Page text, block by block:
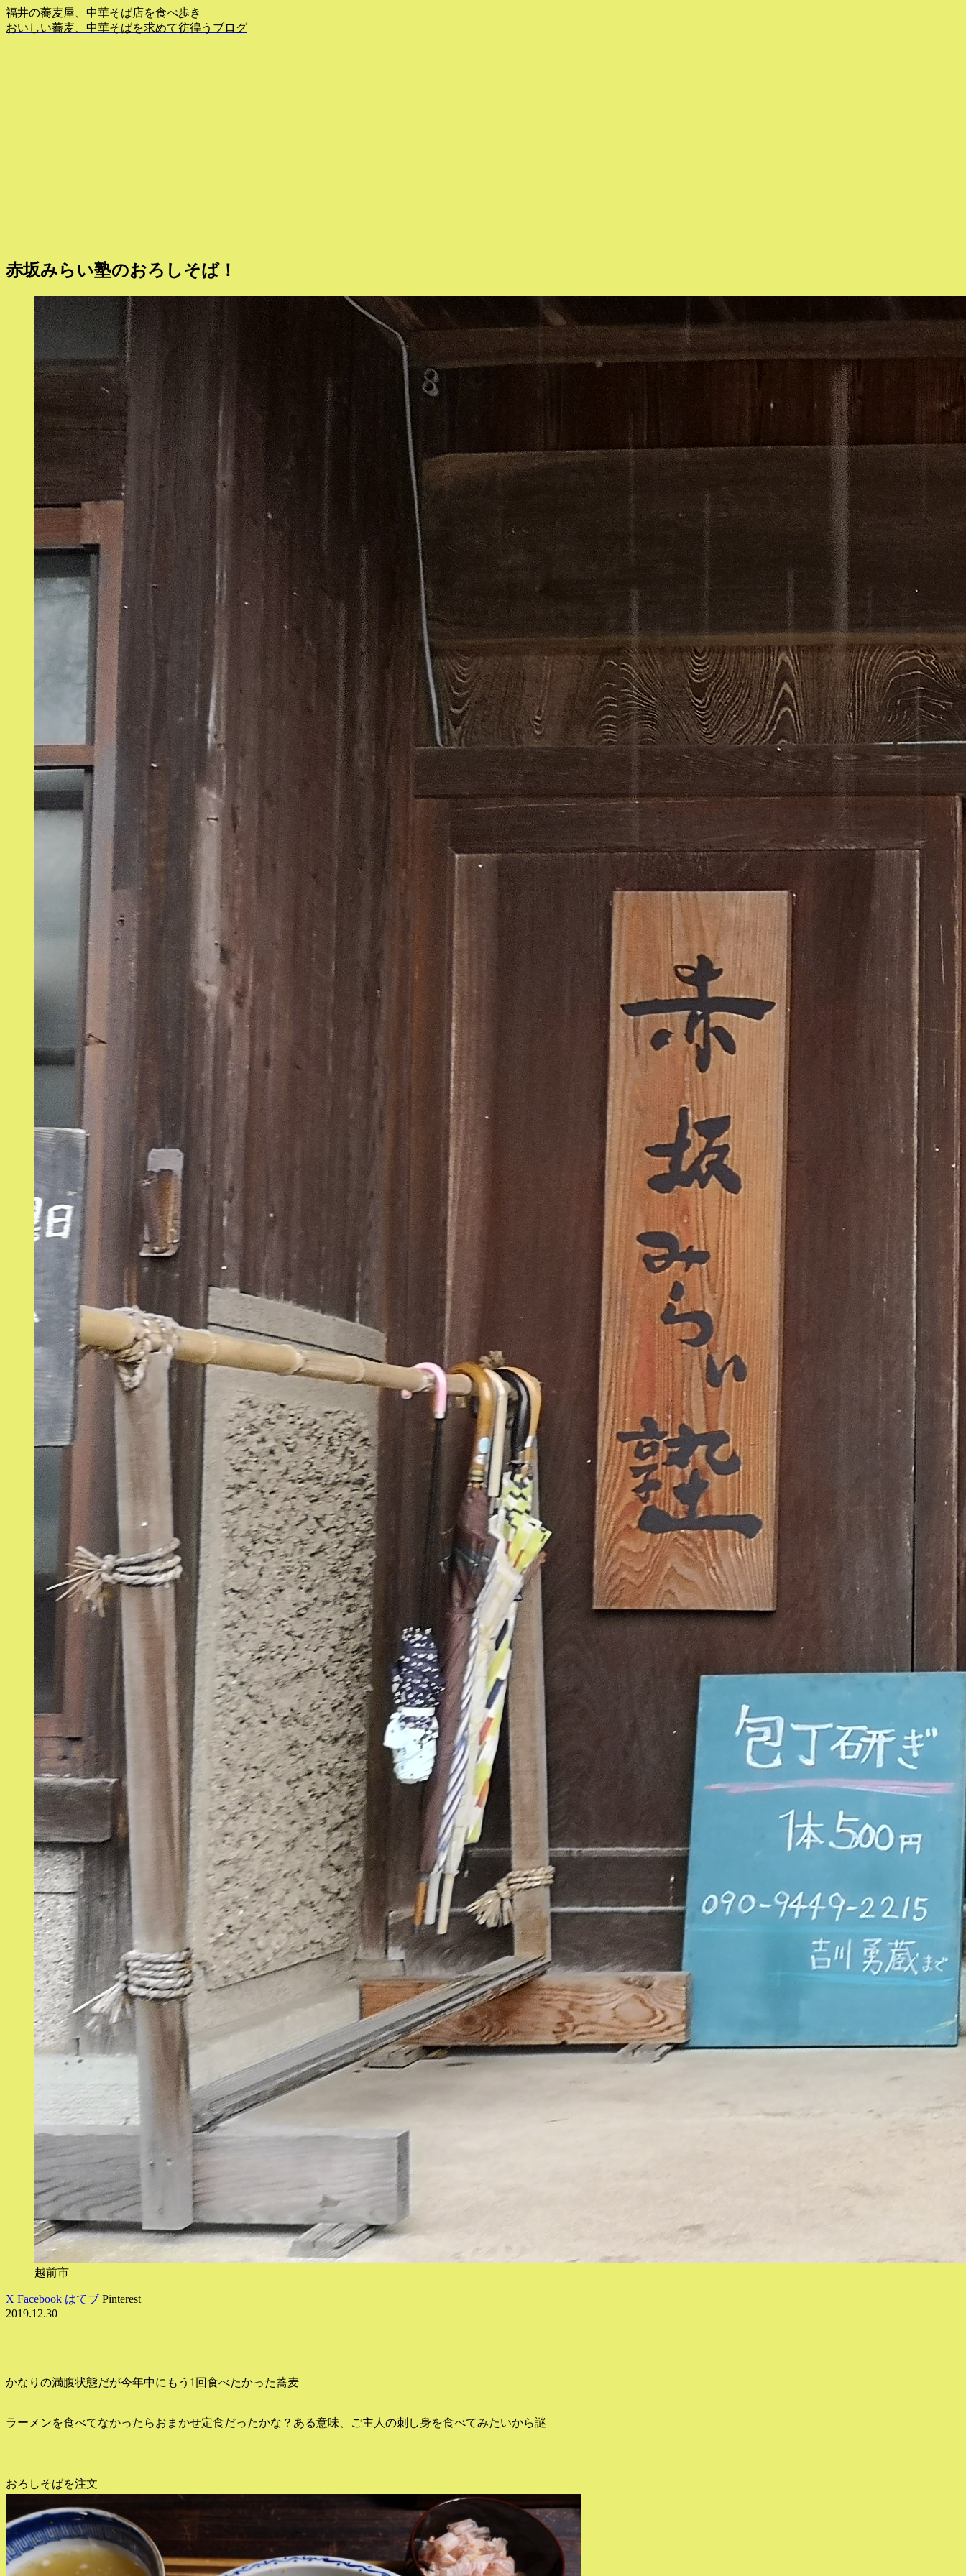
福井の蕎麦屋、中華そば店を食べ歩き
おいしい蕎麦、中華そばを求めて彷徨うブログ
赤坂みらい塾のおろしそば！
越前市
X Facebook はてブ Pinterest
2019.12.30
かなりの満腹状態だが今年中にもう1回食べたかった蕎麦
ラーメンを食べてなかったらおまかせ定食だったかな？ある意味、ご主人の刺し身を食べてみたいから謎
おろしそばを注文